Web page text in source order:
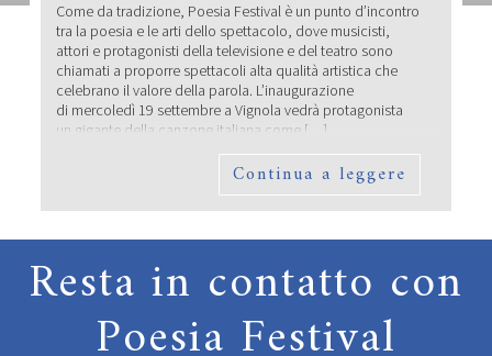
Come da tradizione, Poesia Festival è un punto d’incontro
tra la poesia e le arti dello spettacolo, dove musicisti,
attori e protagonisti della televisione e del teatro sono
chiamati a proporre spettacoli alta qualità artistica che
celebrano il valore della parola. L’inaugurazione
di mercoledì 19 settembre a Vignola vedrà protagonista
un gigante della canzone italiana come […]
Continua a leggere
Resta in contatto con
Poesia Festival